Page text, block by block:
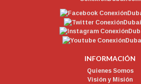
INFORMACIÓN
Quienes Somos
Visión y Misión